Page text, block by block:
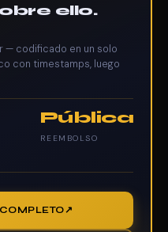
ello.
— codificado en un solo
con timestamps, luego
Pública
REEMBOLSO